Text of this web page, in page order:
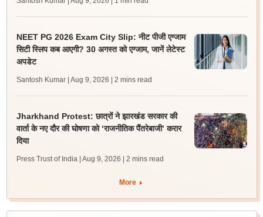
NEET PG 2026 Exam City Slip: नीट पीजी एग्जाम
सिटी स्लिप कब आएगी? 30 अगस्त को एग्जाम, जानें लेटेस्ट
अपडेट
Santosh Kumar | Aug 9, 2026 | 2 mins read
Jharkhand Protest: छात्रों ने झारखंड सरकार की
वार्ता के नए दौर की घोषणा को ‘राजनीतिक पैंतरेबाजी’ करार
दिया
Press Trust of India | Aug 9, 2026 | 2 mins read
More